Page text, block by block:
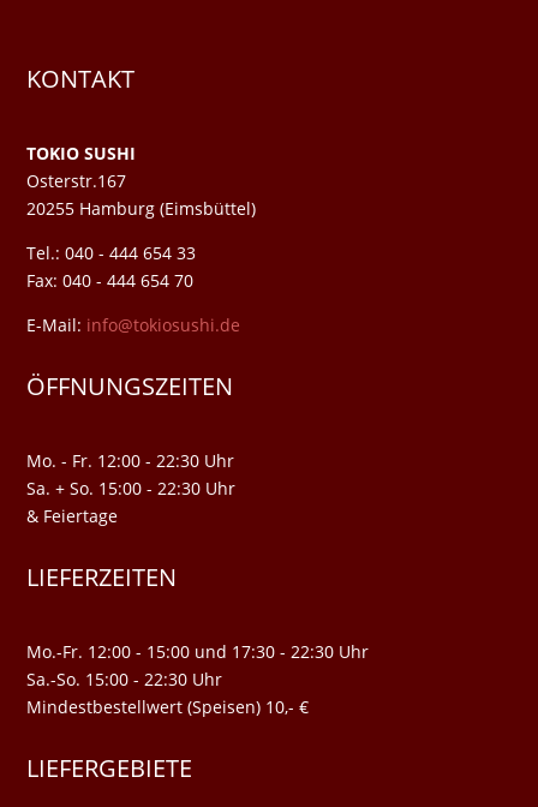
KONTAKT
TOKIO SUSHI
Osterstr.167
20255 Hamburg (Eimsbüttel)
Tel.: 040 - 444 654 33
Fax: 040 - 444 654 70
E-Mail: info@tokiosushi.de
ÖFFNUNGSZEITEN
Mo. - Fr. 12:00 - 22:30 Uhr
Sa. + So. 15:00 - 22:30 Uhr
& Feiertage
LIEFERZEITEN
Mo.-Fr. 12:00 - 15:00 und 17:30 - 22:30 Uhr
Sa.-So. 15:00 - 22:30 Uhr
Mindestbestellwert (Speisen) 10,- €
LIEFERGEBIETE